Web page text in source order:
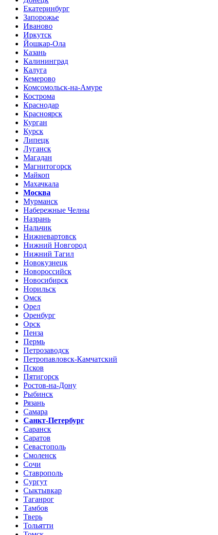
Екатеринбург
Запорожье
Иваново
Иркутск
Йошкар-Ола
Казань
Калининград
Калуга
Кемерово
Комсомольск-на-Амуре
Кострома
Краснодар
Красноярск
Курган
Курск
Липецк
Луганск
Магадан
Магнитогорск
Майкоп
Махачкала
Москва
Мурманск
Набережные Челны
Назрань
Нальчик
Нижневартовск
Нижний Новгород
Нижний Тагил
Новокузнецк
Новороссийск
Новосибирск
Норильск
Омск
Орел
Оренбург
Орск
Пенза
Пермь
Петрозаводск
Петропавловск-Камчатский
Псков
Пятигорск
Ростов-на-Дону
Рыбинск
Рязань
Самара
Санкт-Петербург
Саранск
Саратов
Севастополь
Смоленск
Сочи
Ставрополь
Сургут
Сыктывкар
Таганрог
Тамбов
Тверь
Тольятти